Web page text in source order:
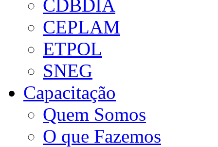
CDBDIA
CEPLAM
ETPOL
SNEG
Capacitação
Quem Somos
O que Fazemos